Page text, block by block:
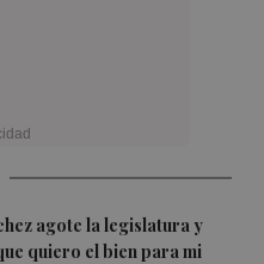
agote la legislatura y
quiero el bien para mi